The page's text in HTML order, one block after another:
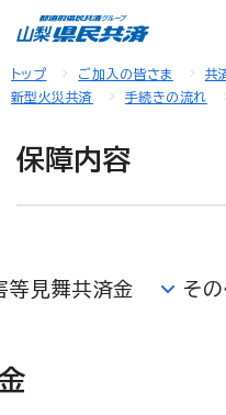
トップ ご加入の皆さま
共
新型火災共済
手続きの流れ
保障内容
等見舞共済金 そ